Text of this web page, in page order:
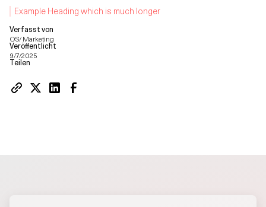
Example Heading which is much longer
Verfasst von
OS/ Marketing
Veröffentlicht
9/7/2025
Teilen